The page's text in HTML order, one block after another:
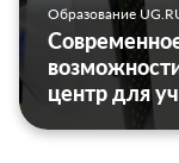
Образование
центр для